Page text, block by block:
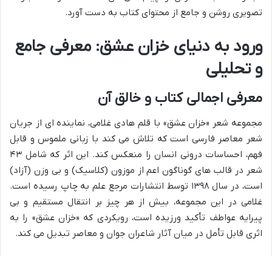
تصویری روشن و جامع از محتوای کتاب به دست آورد.
ورود به دنیای خزان عشق: معرفی جامع
و تحلیلی
معرفی اجمالی کتاب و خالق آن
مجموعه شعر «خزان عشق» با قلم هادی غلامی، نماینده ای از جریان
شعر معاصر فارسی است که تلاش می کند با زبانی ملموس و قابل
فهم، احساسات درونی انسان را منعکس کند. این اثر که شامل ۴۳
شعر در قالب های گوناگون اعم از موزون (کلاسیک) و بی وزن (آزاد)
است، در سال ۱۳۹۸ توسط انتشارات مرجع علم به چاپ رسیده است.
غلامی در این مجموعه، بیش از هر چیز بر انتقال مستقیم و بی
پیرایه عواطف تأکید ورزیده است، رویکردی که «خزان عشق» را به
اثری قابل تأمل در میان آثار شاعران جوان و معاصر تبدیل می کند.